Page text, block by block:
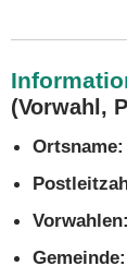
(Vorwahl,
Ortsname:
Vorwahlen:
Gemeinde: